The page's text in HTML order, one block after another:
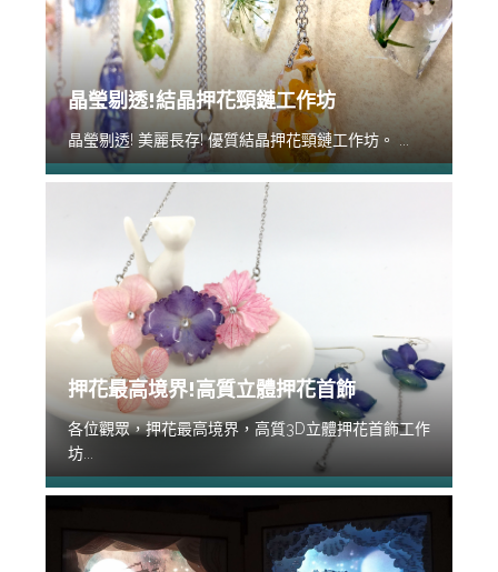
晶瑩剔透!結晶押花頸鏈工作坊
晶瑩剔透! 美麗長存! 優質結晶押花頸鏈工作坊。 ...
押花最高境界!高質立體押花首飾
各位觀眾，押花最高境界，高質3D立體押花首飾工作
坊...